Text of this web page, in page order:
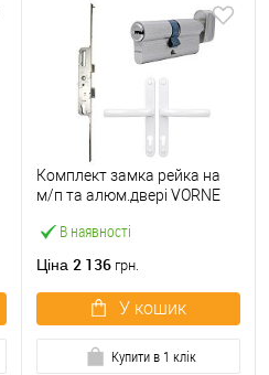
В наявності
Комплект замка рейка на
м/п та алюм.двері VORNE
ABARO і ручками білий
Ціна 2 136 грн.
У кошик
Купити в 1 клік